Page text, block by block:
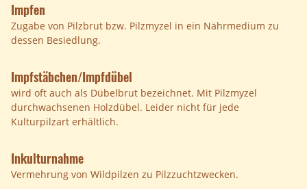
Impfen
Zugabe von Pilzbrut bzw. Pilzmyzel in ein Nährmedium zu
dessen Besiedlung.
Impfstäbchen/Impfdübel
wird oft auch als Dübelbrut bezeichnet. Mit Pilzmyzel
durchwachsenen Holzdübel. Leider nicht für jede
Kulturpilzart erhältlich.
Inkulturnahme
Vermehrung von Wildpilzen zu Pilzzuchtzwecken.